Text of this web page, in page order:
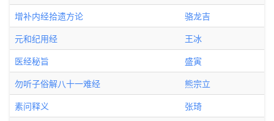
增补内经拾遗方论
骆龙吉
元和纪用经
王冰
医经秘旨
盛寅
勿听子俗解八十一难经
熊宗立
素问释义
张琦